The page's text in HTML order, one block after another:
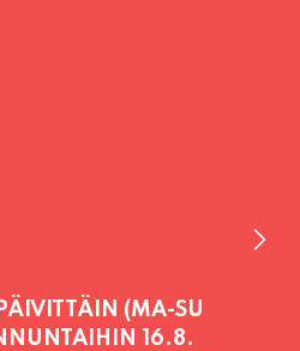
TÄNÄÄN:
11:00 - 21:00